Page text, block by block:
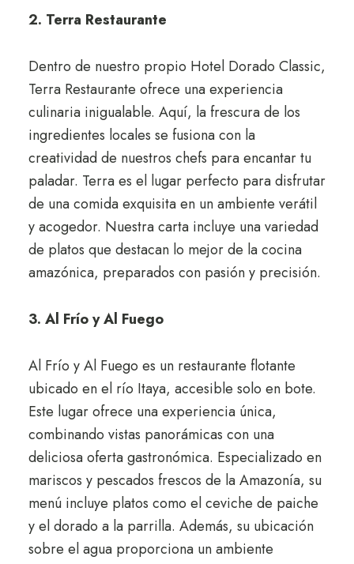
2. Terra Restaurante
Dentro de nuestro propio Hotel Dorado Classic,
Terra Restaurante ofrece una experiencia
culinaria inigualable. Aquí, la frescura de los
ingredientes locales se fusiona con la
creatividad de nuestros chefs para encantar tu
paladar. Terra es el lugar perfecto para disfrutar
de una comida exquisita en un ambiente verátil
y acogedor. Nuestra carta incluye una variedad
de platos que destacan lo mejor de la cocina
amazónica, preparados con pasión y precisión.
3. Al Frío y Al Fuego
Al Frío y Al Fuego es un restaurante flotante
ubicado en el río Itaya, accesible solo en bote.
Este lugar ofrece una experiencia única,
combinando vistas panorámicas con una
deliciosa oferta gastronómica. Especializado en
mariscos y pescados frescos de la Amazonía, su
menú incluye platos como el ceviche de paiche
y el dorado a la parrilla. Además, su ubicación
sobre el agua proporciona un ambiente